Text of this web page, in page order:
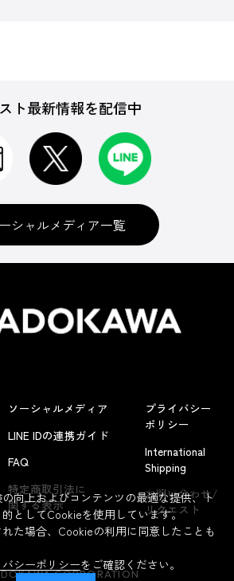
よくあるお問い合わせ
ト最新情報を配信中
シャルメディア一覧
ソーシャルメディア
LINE IDの連携ガイド
FAQ
特定商取引法に
関する表示
プライバシー
ポリシー
International
Shipping
お問い合わせ/
リクエスト
CORPORATION
向上およびコンテンツの最適な提供、ト
としてCookieを使用しています。
た場合、Cookieの利用に同意したことも
バシーポリシーをご確認ください。